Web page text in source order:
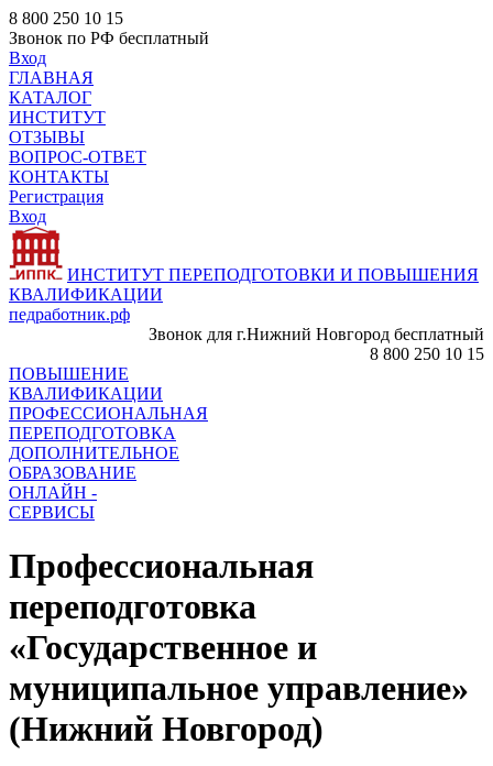
8 800 250 10 15
Звонок по РФ бесплатный
Вход
ГЛАВНАЯ
КАТАЛОГ
ИНСТИТУТ
ОТЗЫВЫ
ВОПРОС-ОТВЕТ
КОНТАКТЫ
Регистрация
Вход
ИНСТИТУТ ПЕРЕПОДГОТОВКИ И ПОВЫШЕНИЯ
КВАЛИФИКАЦИИ
педработник.рф
Звонок для г.Нижний Новгород бесплатный
8 800 250 10 15
ПОВЫШЕНИЕ
КВАЛИФИКАЦИИ
ПРОФЕССИОНАЛЬНАЯ
ПЕРЕПОДГОТОВКА
ДОПОЛНИТЕЛЬНОЕ
ОБРАЗОВАНИЕ
ОНЛАЙН -
СЕРВИСЫ
Профессиональная
переподготовка
«Государственное и
муниципальное управление»
(Нижний Новгород)